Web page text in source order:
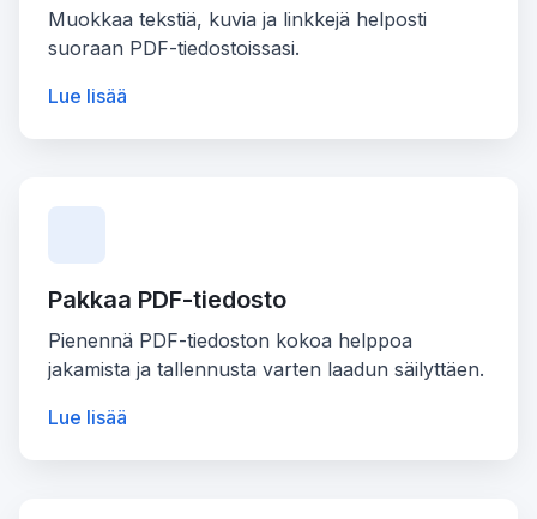
Muokkaa tekstiä, kuvia ja linkkejä helposti
suoraan PDF-tiedostoissasi.
Lue lisää
Pakkaa PDF-tiedosto
Pienennä PDF-tiedoston kokoa helppoa
jakamista ja tallennusta varten laadun säilyttäen.
Lue lisää